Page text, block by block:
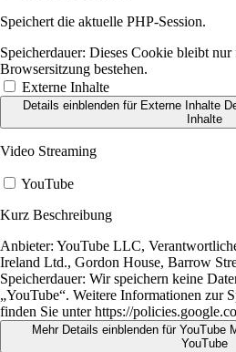
Speichert die aktuelle PHP-Session.
Speicherdauer: Dieses Cookie bleibt
Browsersitzung bestehen.
Externe Inhalte
Details einblendenfür Externe Inhalte
Inhalte
Video Streaming
YouTube
Kurz Beschreibung
Anbieter: YouTube LLC,
Ireland Ltd., Gordon House, Barrow
Speicherdauer: Wir speichern keine
„YouTube“. Weitere Informationen zur
finden Sie unter https://
Mehr Details einblendenfür YouTube
YouTube